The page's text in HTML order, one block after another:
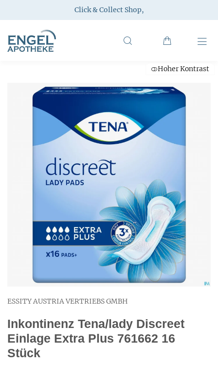
Click & Collect Shop,
Hoher Kontrast
ESSITY AUSTRIA VERTRIEBS GMBH
Inkontinenz Tena/lady Discreet
Einlage Extra Plus 761662 16
Stück